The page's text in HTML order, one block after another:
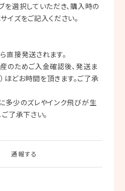
を選択していただき、購入時の
イズをご記入ください。
直接発送されます。
のためご入金確認後、発送ま
ほどお時間を頂きます。ご了承
多少のズレやインク飛びが生
了承下さい。
通報する